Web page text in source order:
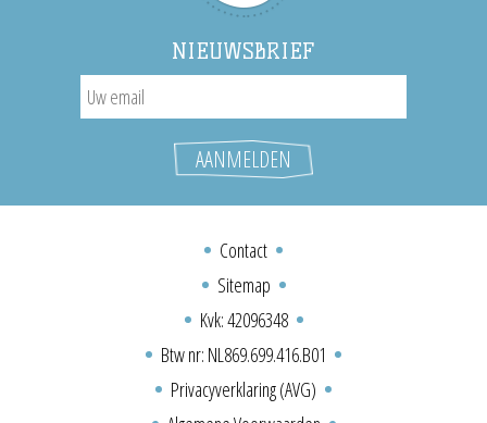
NIEUWSBRIEF
Contact
Sitemap
Kvk: 42096348
Btw nr: NL869.699.416.B01
Privacyverklaring (AVG)